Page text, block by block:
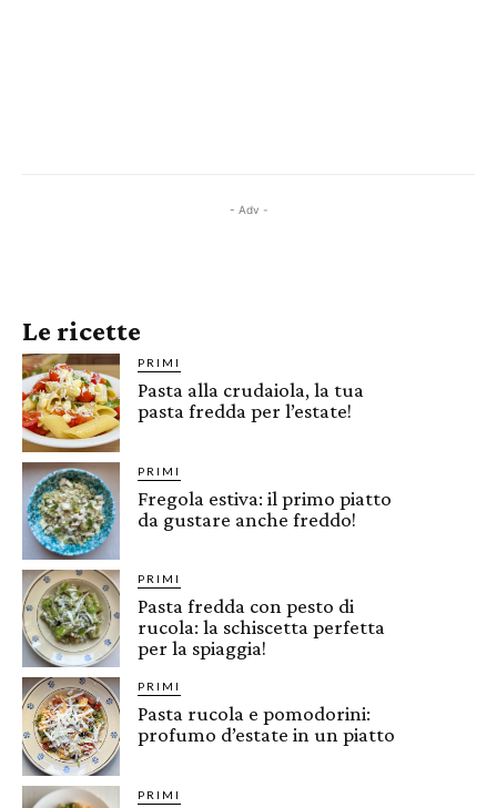
- Adv -
Le ricette
PRIMI
Pasta alla crudaiola, la tua
pasta fredda per l’estate!
PRIMI
Fregola estiva: il primo piatto
da gustare anche freddo!
PRIMI
Pasta fredda con pesto di
rucola: la schiscetta perfetta
per la spiaggia!
PRIMI
Pasta rucola e pomodorini:
profumo d’estate in un piatto
PRIMI